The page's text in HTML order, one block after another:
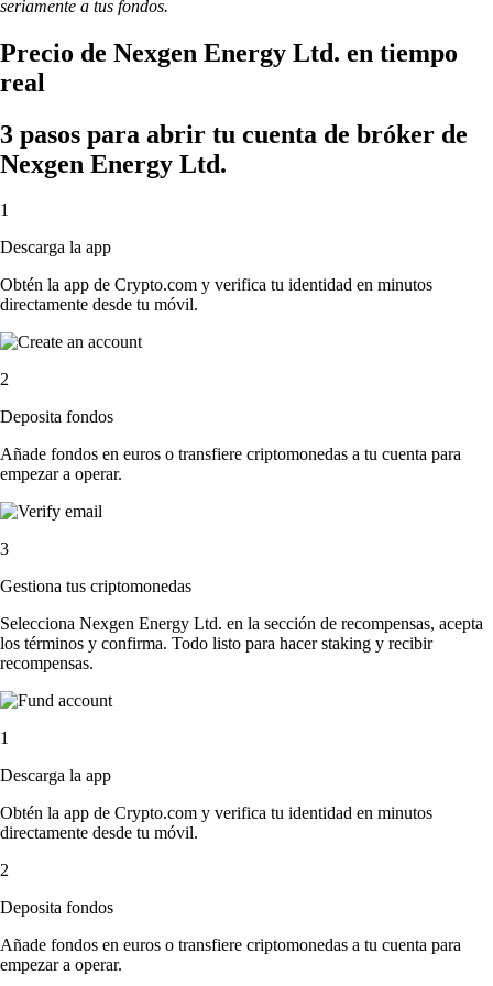
seriamente a tus fondos.
Precio de Nexgen Energy Ltd. en tiempo
real
3 pasos para abrir tu cuenta de bróker de
Nexgen Energy Ltd.
1
Descarga la app
Obtén la app de Crypto.com y verifica tu identidad en minutos
directamente desde tu móvil.
2
Deposita fondos
Añade fondos en euros o transfiere criptomonedas a tu cuenta para
empezar a operar.
3
Gestiona tus criptomonedas
Selecciona Nexgen Energy Ltd. en la sección de recompensas, acepta
los términos y confirma. Todo listo para hacer staking y recibir
recompensas.
1
Descarga la app
Obtén la app de Crypto.com y verifica tu identidad en minutos
directamente desde tu móvil.
2
Deposita fondos
Añade fondos en euros o transfiere criptomonedas a tu cuenta para
empezar a operar.